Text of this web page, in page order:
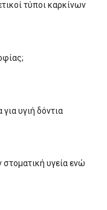
τύποι καρκίνων
υγιή δόντια
υγεία ενώ